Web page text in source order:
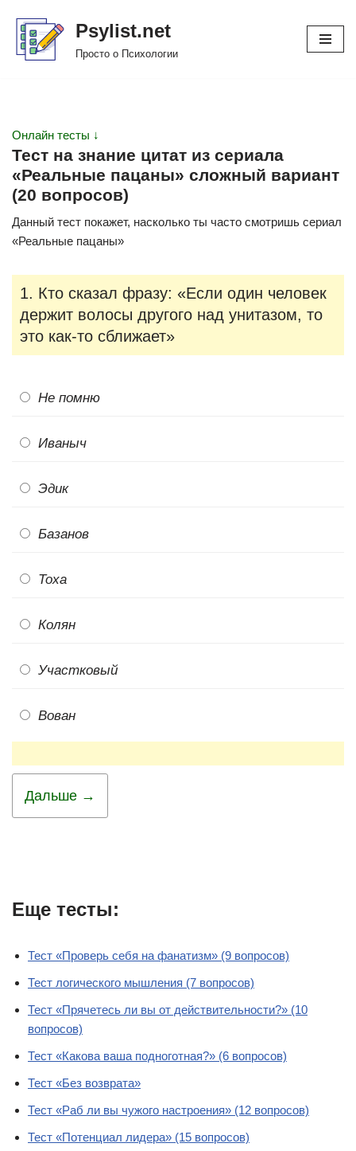
Перейти
Psylist.net
Просто о Психологии
Онлайн тесты ↓
Тест на знание цитат из сериала
«Реальные пацаны» сложный вариант
(20 вопросов)
Данный тест покажет, насколько ты часто смотришь сериал
«Реальные пацаны»
1. Кто сказал фразу: «Если один человек
держит волосы другого над унитазом, то
это как-то сближает»
Не помню
Иваныч
Эдик
Базанов
Тоха
Колян
Участковый
Вован
Дальше →
Еще тесты:
Тест «Проверь себя на фанатизм» (9 вопросов)
Тест логического мышления (7 вопросов)
Тест «Прячетесь ли вы от действительности?» (10
вопросов)
Тест «Какова ваша подноготная?» (6 вопросов)
Тест «Без возврата»
Тест «Раб ли вы чужого настроения» (12 вопросов)
Тест «Потенциал лидера» (15 вопросов)